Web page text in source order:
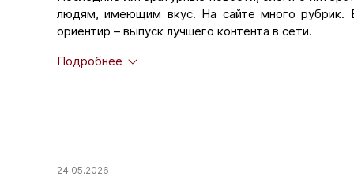
людям, имеющим вкус. На сайте много рубрик.
ориентир – выпуск лучшего контента в сети.
можно ознакомиться
Многие из них получили не только общение с
Подробнее
24.05.2026